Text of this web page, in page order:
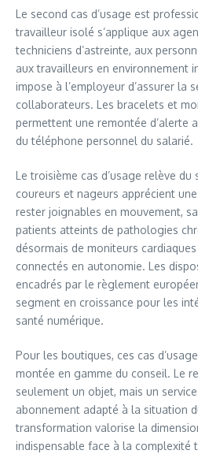
Le second cas d’usage est
travailleur isolé s’applique aux
techniciens d’astreinte, aux
aux travailleurs en environnement
impose à l’employeur d’assurer la
collaborateurs. Les bracelets et
permettent une remontée d’alerte
du téléphone personnel du salarié.
Le troisième cas d’usage relève
coureurs et nageurs apprécient
rester joignables en mouvement,
patients atteints de pathologies
désormais de moniteurs
connectés en autonomie. Les
encadrés par le règlement
segment en croissance pour les
santé numérique.
Pour les boutiques, ces cas
montée en gamme du conseil. Le
seulement un objet, mais un
abonnement adapté à la situation
transformation valorise la
indispensable face à la complexité